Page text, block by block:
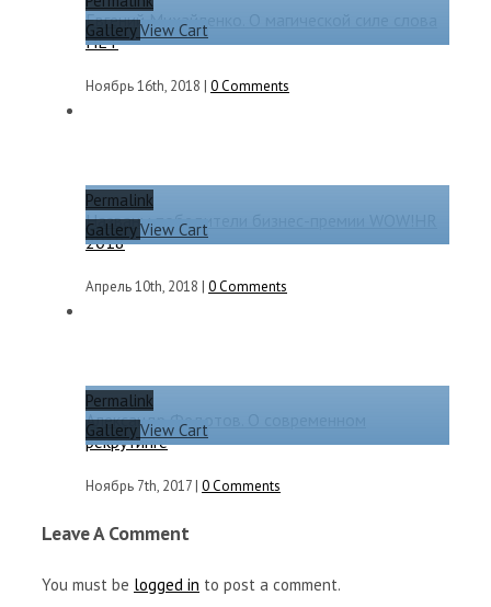
GalleryView Cart
Евгений Михайленко. О магической силе слова
НЕТ
Ноябрь 16th, 2018 | 0 Comments
Permalink
GalleryView Cart
Названы победители бизнес-премии WOW!HR
2018
Апрель 10th, 2018 | 0 Comments
Permalink
GalleryView Cart
Александр Федотов. О современном
рекрутинге
Ноябрь 7th, 2017 | 0 Comments
Leave A Comment
You must be logged in to post a comment.